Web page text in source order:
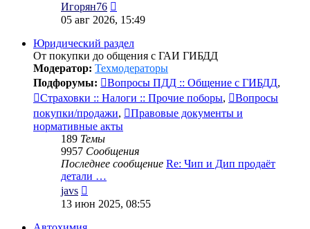
Игорян76
к
сообщению
05 авг 2026, 15:49
Юридический раздел
От покупки до общения с ГАИ ГИБДД
Модератор: Техмодераторы
Подфорумы:
Вопросы ПДД :: Общение с ГИБДД,
Страховки :: Налоги :: Прочие поборы,
Вопросы
покупки/продажи,
Правовые документы и
нормативные акты
189 Темы
9957 Сообщения
Последнее сообщение Re: Чип и Дип продаёт
детали …
javs
к
13 июн 2025, 08:55